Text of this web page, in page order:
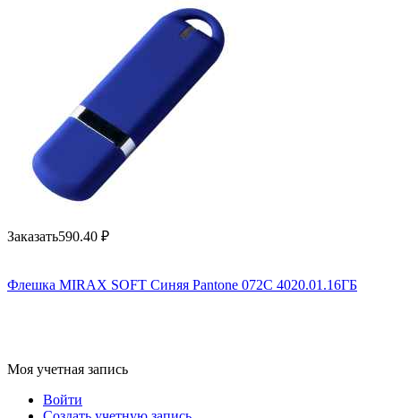
Заказать590.40 ₽
Флешка MIRAX SOFT Синяя Pantone 072C 4020.01.16ГБ
Моя учетная запись
Войти